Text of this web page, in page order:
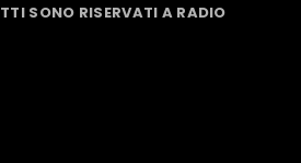
SONO RISERVATI A RADIO